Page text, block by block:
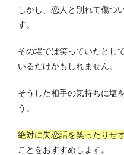
しかし、恋人と別れて傷つ
す。
その場では笑っていたとし
いるだけかもしれません。
そうした相手の気持ちに塩
う。
絶対に失恋話を笑ったりせ
ことをおすすめします。